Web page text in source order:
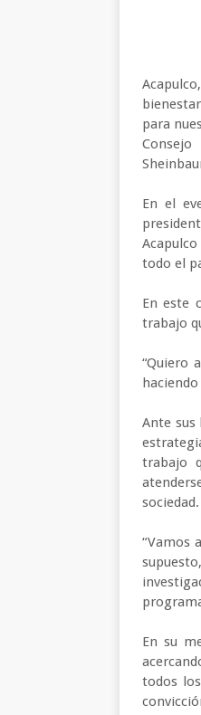
para
En el
todo el
En este
trabajo
“Quiero
Ante sus
trabajo
sociedad.
“Vamos
En su
todos